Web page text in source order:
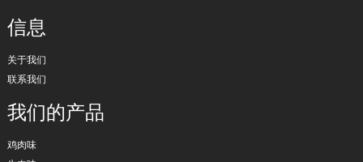
信息
关于我们
联系我们
我们的产品
鸡肉味